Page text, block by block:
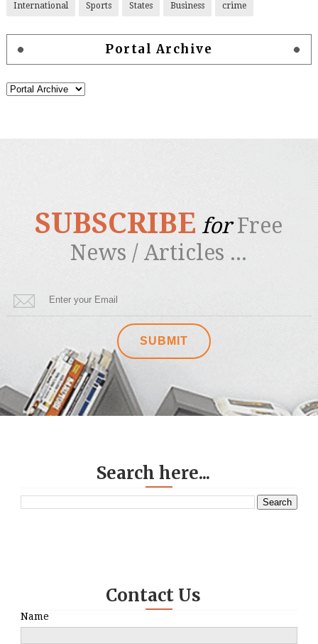
International Sports States Business crime
Portal Archive
SUBSCRIBE forFree
News / Articles ...
Search here...
Contact Us
Name